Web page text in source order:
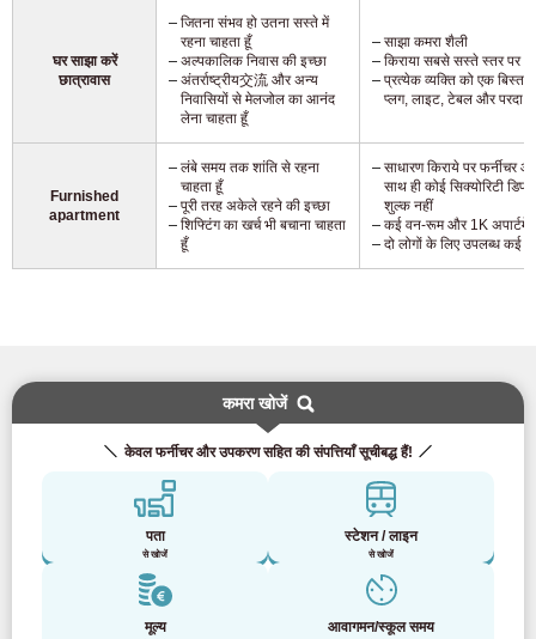
घर साझा करें
छात्रावास
जितना संभव हो उतना सस्ते में
रहना चाहता हूँ
अल्पकालिक निवास की इच्छा
अंतर्राष्ट्रीय交流 और अन्य
निवासियों से मेलजोल का आनंद
लेना चाहता हूँ
साझा कमरा शैली
किराया सबसे सस्ते स्तर पर
प्रत्येक व्यक्ति को एक बिस्तर
प्लग, लाइट, टेबल और परदा
Furnished
apartment
लंबे समय तक शांति से रहना
चाहता हूँ
पूरी तरह अकेले रहने की इच्छा
शिफ्टिंग का खर्च भी बचाना चाहता
हूँ
साधारण किराये पर फर्नीचर
साथ ही कोई सिक्योरिटी
शुल्क नहीं
कई वन-रूम और 1K
दो लोगों के लिए उपलब्ध कई
कमरा खोजें
केवल फर्नीचर और उपकरण सहित की संपत्तियाँ सूचीबद्ध हैं!
पता
से खोजें
स्टेशन / लाइन
से खोजें
मूल्य आवागमन/स्कूल समय